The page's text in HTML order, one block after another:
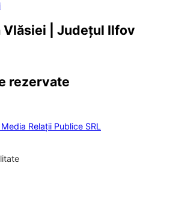
Vlăsiei | Județul Ilfov
rezervate
Relații Publice SRL